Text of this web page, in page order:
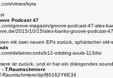
vimes/kyra
Podcast 47
groove-magazin/groove-podcast-47-alex-
2015/10/15/alex-banks-groove-podcast-47
mit zwei neuen EPs zurück, sphärischer
delsinrecords/b12-orbiting-souls-113dsr
ist zurück, und er hat ein drängendes
- T.Raumschmiere
Raumschmiere/dp/B0162Y6E34